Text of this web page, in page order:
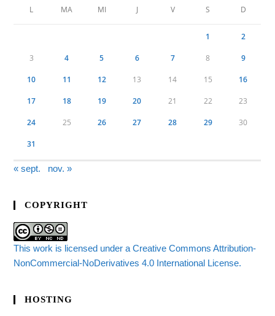
L MA MI J V S D
1 2
3 4 5 6 7 8 9
10 11 12 13 14 15 16
17 18 19 20 21 22 23
24 25 26 27 28 29 30
31
« sept. nov. »
COPYRIGHT
This work is licensed under a Creative Commons Attribution-
NonCommercial-NoDerivatives 4.0 International License.
HOSTING